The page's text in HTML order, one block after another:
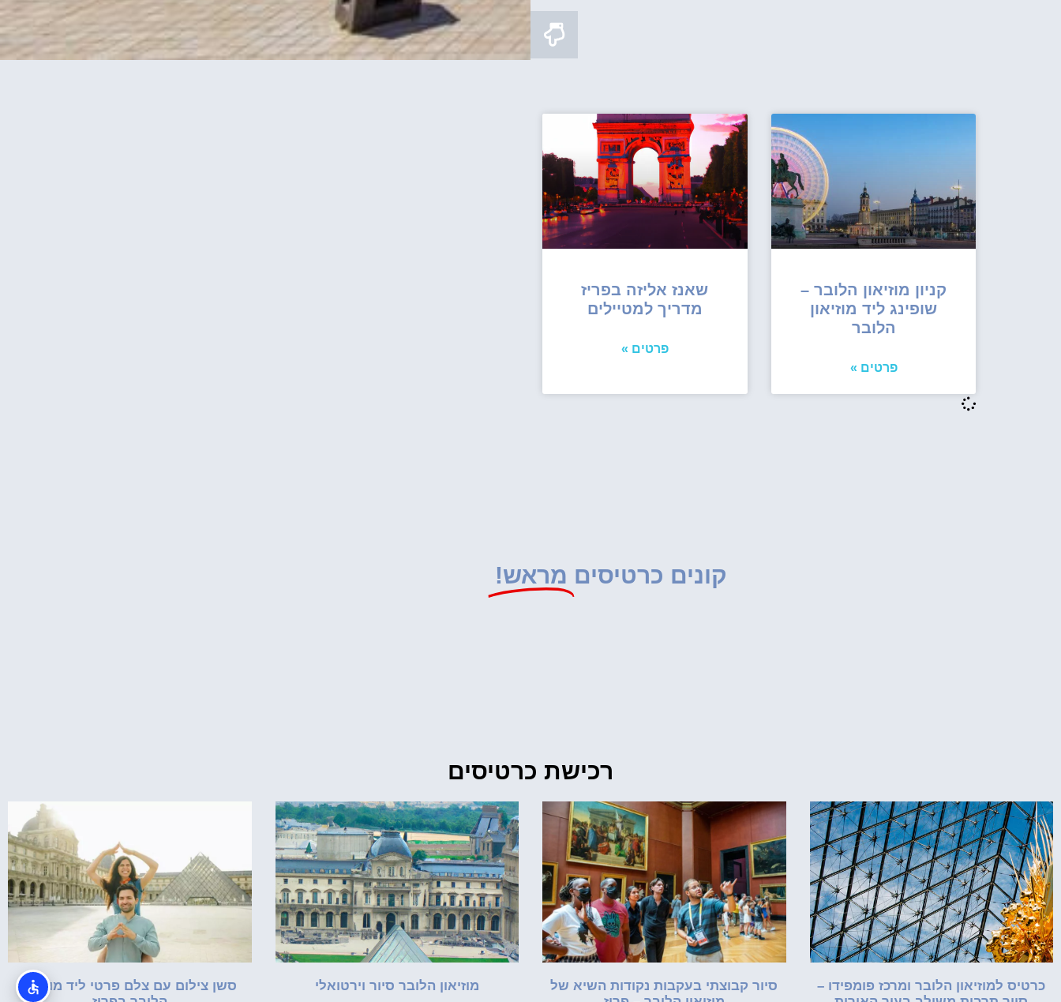
קניון מוזיאון הלובר –
שופינג ליד מוזיאון
הלובר
פרטים »
שאנז אליזה בפריז
מדריך למטיילים
פרטים »
קונים כרטיסים מראש!
רכישת כרטיסים
כרטיס למוזיאון הלובר ומרכז פומפידו –
סיור קבוצתי בעקבות נקודות השיא של
מוזיאון הלובר סיור וירטואלי
סשן צילום עם צלם פרטי ליד מוזיאון